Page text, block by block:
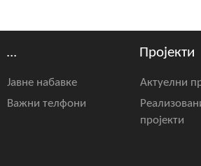
...
Јавне набавке
Важни телфони
Пројекти
Актуелни
пројекти